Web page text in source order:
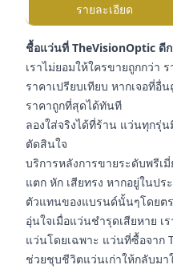
รายละเอียด
ชื้อแว่นที่ TheVisionOptic ดีก
เราไม่ยอมให้ใครขายถูกกว่า
ราคาเปรียบเทียบ หากเจอที่อื่
ราคาถูกที่สุดได้ทันที
ลองใส่จริงได้ที่ร้าน แว่นทุกรุ่
ตัดสินใจ
บริการหลังการขายระดับพรีเ
แตก หัก เสียทรง หากอยู่ในปร
ตัวแทนของแบรนด์นั้นๆโดยต
อุ่นใจเมื่อแว่นชำรุดเสียหาย
แว่นโดยเฉพาะ แว่นที่ซื้อจาก
ช่วยชุบชีวิตแว่นเก่าให้กลับมา